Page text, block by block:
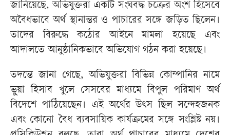
জানিয়েছে, অভিযুক্তরা একটি সংঘবদ্ধ চক্রের অংশ হিসেবে
অবৈধভাবে অর্থ স্থানান্তর ও পাচারের সঙ্গে জড়িত ছিলেন।
তাদের বিরুদ্ধে কঠোর আইনে মামলা হয়েছে এবং
আদালতে আনুষ্ঠানিকভাবে অভিযোগ গঠন করা হয়েছে।
তদন্তে জানা গেছে, অভিযুক্তরা বিভিন্ন কোম্পানির নামে
ভুয়া হিসাব খুলে সেসবের মাধ্যমে বিপুল পরিমাণ অর্থ
বিদেশে পাঠিয়েছেন। এই অর্থের উৎস ছিল সন্দেহজনক
এবং কোনো বৈধ ব্যবসায়িক কার্যক্রমের সঙ্গে সংশ্লিষ্ট নয়।